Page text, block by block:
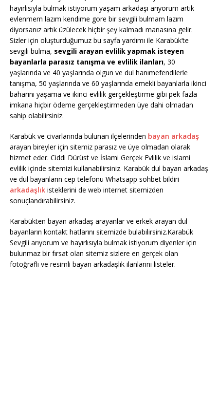
hayırlısıyla bulmak istiyorum yaşam arkadaşı arıyorum artık
evlenmem lazım kendime gore bir sevgili bulmam lazım
diyorsanız artık üzülecek hiçbir şey kalmadı manasına gelir.
Sizler için oluşturduğumuz bu sayfa yardımı ile Karabük’te
sevgili bulma, sevgili arayan evlilik yapmak isteyen
bayanlarla parasız tanışma ve evlilik ilanları, 30
yaşlarında ve 40 yaşlarında olgun ve dul hanımefendilerle
tanışma, 50 yaşlarında ve 60 yaşlarında emekli bayanlarla ikinci
baharını yaşama ve ikinci evlilik gerçekleştirme gibi pek fazla
imkana hiçbir ödeme gerçekleştirmeden üye dahi olmadan
sahip olabilirsiniz.
Karabük ve civarlarında bulunan ilçelerinden bayan arkadaş
arayan bireyler için sitemiz parasız ve üye olmadan olarak
hizmet eder. Ciddi Dürüst ve İslami Gerçek Evlilik ve islami
evlilik içinde sitemizi kullanabilirsiniz. Karabük dul bayan arkadaş
ve dul bayanların cep telefonu Whatsapp sohbet bildiri
arkadaşlık isteklerini de web internet sitemizden
sonuçlandırabilirsiniz.
Karabükten bayan arkadaş arayanlar ve erkek arayan dul
bayanların kontakt hatlarını sitemizde bulabilirsiniz.Karabük
Sevgili arıyorum ve hayırlısıyla bulmak istiyorum diyenler için
bulunmaz bir fırsat olan sitemiz sizlere en gerçek olan
fotoğraflı ve resimli bayan arkadaşlık ilanlarını listeler.